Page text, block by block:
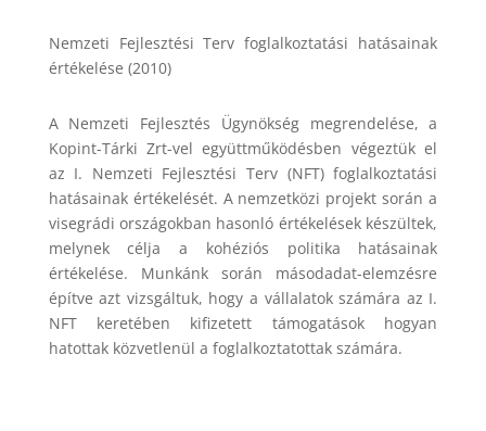
Nemzeti Fejlesztési Terv foglalkoztatási hatásainak
értékelése (2010)
A Nemzeti Fejlesztés Ügynökség megrendelése, a
Kopint-Tárki Zrt-vel együttműködésben végeztük el
az I. Nemzeti Fejlesztési Terv (NFT) foglalkoztatási
hatásainak értékelését. A nemzetközi projekt során a
visegrádi országokban hasonló értékelések készültek,
melynek célja a kohéziós politika hatásainak
értékelése. Munkánk során másodadat-elemzésre
építve azt vizsgáltuk, hogy a vállalatok számára az I.
NFT keretében kifizetett támogatások hogyan
hatottak közvetlenül a foglalkoztatottak számára.